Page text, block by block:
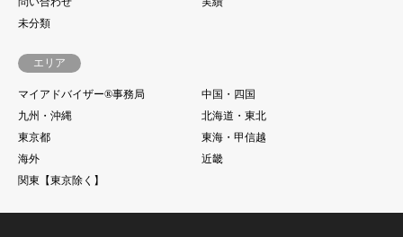
未分類
エリア
マイアドバイザー®事務局
中国・四国
九州・沖縄
北海道・東北
東京都
東海・甲信越
海外
近畿
関東【東京除く】